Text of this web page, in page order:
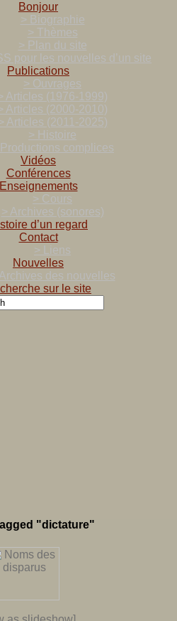
Bonjour
> Biographie
> Thèmes
> Plan du site
pour les nouvelles d’un site
Publications
> Ouvrages
Articles (1976-1999)
Articles (2000-2010)
> Articles (2011-2025)
> Histoire
complices
Vidéos
Conférences
Enseignements
> Cours
> Archives (sonores)
d’un regard
Contact
> Liens
Nouvelles
des nouvelles
sur le site
"dictature"